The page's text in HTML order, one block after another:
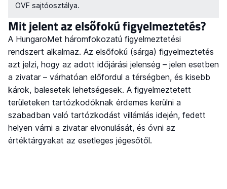
OVF sajtóosztálya.
Mit jelent az elsőfokú figyelmeztetés?
A HungaroMet háromfokozatú figyelmeztetési
rendszert alkalmaz. Az elsőfokú (sárga) figyelmeztetés
azt jelzi, hogy az adott időjárási jelenség – jelen esetben
a zivatar – várhatóan előfordul a térségben, és kisebb
károk, balesetek lehetségesek. A figyelmeztetett
területeken tartózkodóknak érdemes kerülni a
szabadban való tartózkodást villámlás idején, fedett
helyen várni a zivatar elvonulását, és óvni az
értéktárgyakat az esetleges jégesőtől.